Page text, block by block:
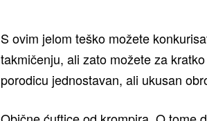
S ovim jelom teško možete
takmičenju, ali zato možete za
porodicu jednostavan, ali ukusan